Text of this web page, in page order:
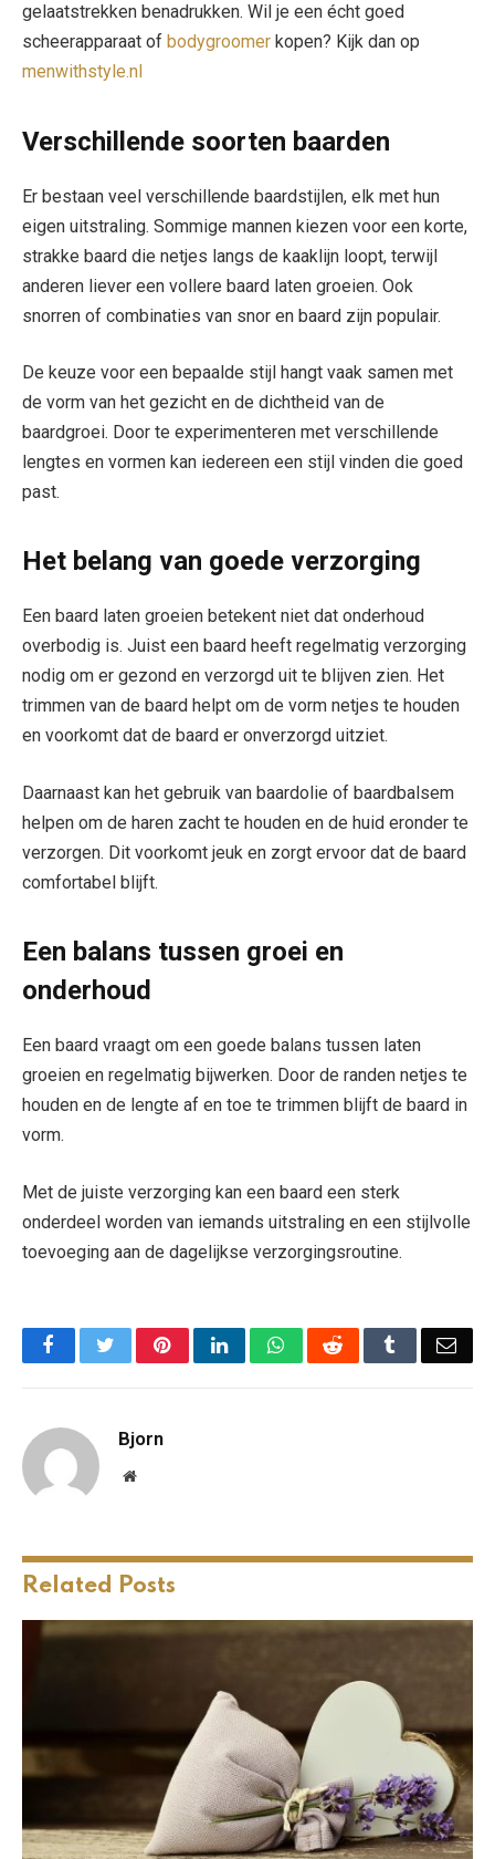
gelaatstrekken benadrukken. Wil je een écht goed
scheerapparaat of bodygroomer kopen? Kijk dan op
menwithstyle.nl
Verschillende soorten baarden
Er bestaan veel verschillende baardstijlen, elk met hun
eigen uitstraling. Sommige mannen kiezen voor een korte,
strakke baard die netjes langs de kaaklijn loopt, terwijl
anderen liever een vollere baard laten groeien. Ook
snorren of combinaties van snor en baard zijn populair.
De keuze voor een bepaalde stijl hangt vaak samen met
de vorm van het gezicht en de dichtheid van de
baardgroei. Door te experimenteren met verschillende
lengtes en vormen kan iedereen een stijl vinden die goed
past.
Het belang van goede verzorging
Een baard laten groeien betekent niet dat onderhoud
overbodig is. Juist een baard heeft regelmatig verzorging
nodig om er gezond en verzorgd uit te blijven zien. Het
trimmen van de baard helpt om de vorm netjes te houden
en voorkomt dat de baard er onverzorgd uitziet.
Daarnaast kan het gebruik van baardolie of baardbalsem
helpen om de haren zacht te houden en de huid eronder te
verzorgen. Dit voorkomt jeuk en zorgt ervoor dat de baard
comfortabel blijft.
Een balans tussen groei en
onderhoud
Een baard vraagt om een goede balans tussen laten
groeien en regelmatig bijwerken. Door de randen netjes te
houden en de lengte af en toe te trimmen blijft de baard in
vorm.
Met de juiste verzorging kan een baard een sterk
onderdeel worden van iemands uitstraling en een stijlvolle
toevoeging aan de dagelijkse verzorgingsroutine.
FacebookTwitterPinterestLinkedInWhatsAppReddit Tumblr
Bjorn
Website
Related Posts